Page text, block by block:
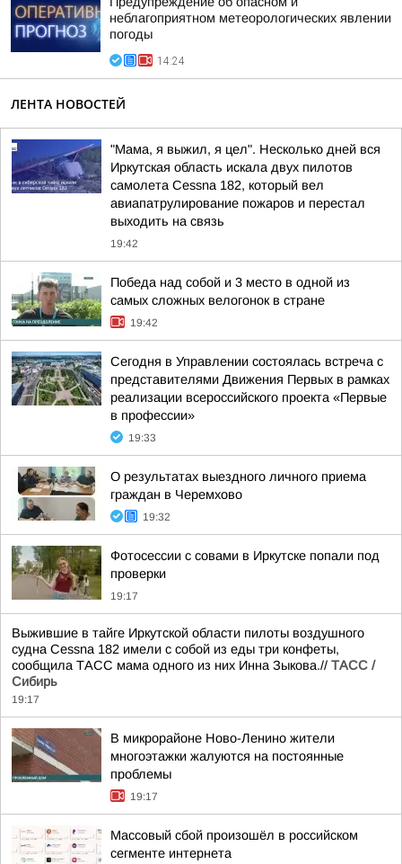
неблагоприятном метеорологических явлении
погоды
14:24
ЛЕНТА НОВОСТЕЙ
"Мама, я выжил, я цел". Несколько дней вся
Иркутская область искала двух пилотов
самолета Cessna 182, который вел
авиапатрулирование пожаров и перестал
выходить на связь
19:42
Победа над собой и 3 место в одной из
самых сложных велогонок в стране
19:42
Сегодня в Управлении состоялась встреча с
представителями Движения Первых в рамках
реализации всероссийского проекта «Первые
в профессии»
19:33
О результатах выездного личного приема
граждан в Черемхово
19:32
Фотосессии с совами в Иркутске попали под
проверки
19:17
Выжившие в тайге Иркутской области пилоты воздушного
судна Cessna 182 имели с собой из еды три конфеты,
сообщила ТАСС мама одного из них Инна Зыкова.// ТАСС /
Сибирь
19:17
В микрорайоне Ново-Ленино жители
многоэтажки жалуются на постоянные
проблемы
19:17
Массовый сбой произошёл в российском
сегменте интернета